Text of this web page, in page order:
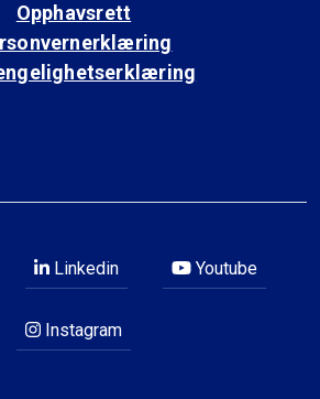
Opphavsrett
Linkedin Youtube
Instagram